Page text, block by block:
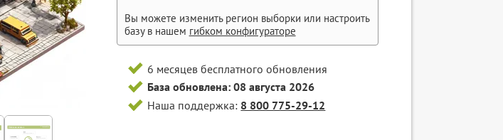
Вы можете изменить регион выборки или настроить
базу в нашем гибком конфигураторе
6 месяцев бесплатного обновления
База обновлена: 08 августа 2026
Наша поддержка: 8 800 775-29-12